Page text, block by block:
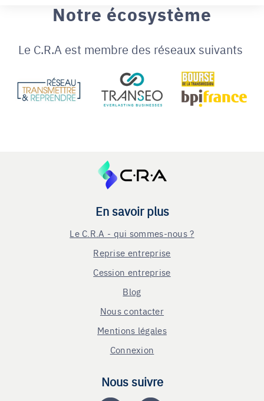
Notre écosystème
Le C.R.A est membre des réseaux suivants
En savoir plus
Le C.R.A - qui sommes-nous ?
Reprise entreprise
Cession entreprise
Blog
Nous contacter
Mentions légales
Connexion
Nous suivre